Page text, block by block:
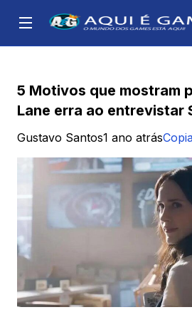
5 Motivos que mostram
Lane erra ao entrevistar
Gustavo Santos1 ano atrás